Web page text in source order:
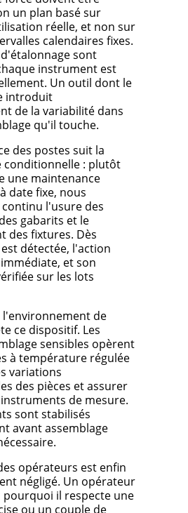
un plan basé sur
réelle, et non sur
calendaires fixes.
sont
instrument est
Un outil dont le
introduit
de la variabilité dans
qu'il touche.
des postes suit la
conditionnelle : plutôt
une maintenance
date fixe, nous
l'usure des
gabarits et le
des fixtures. Dès
détectée, l'action
et son
sur les lots
l'environnement de
ce dispositif. Les
sensibles opèrent
à température régulée
variations
des pièces et assurer
de mesure.
sont stabilisés
avant assemblage
opérateurs est enfin
négligé. Un opérateur
il respecte une
ou un couple de